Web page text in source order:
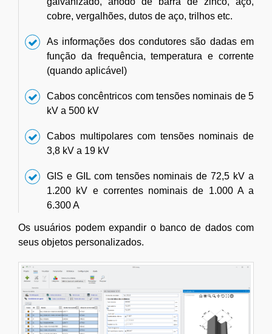
cobre, vergalhões, dutos de aço, trilhos etc.
As informações dos condutores são dadas em
função da frequência, temperatura e corrente
(quando aplicável)
Cabos concêntricos com tensões nominais de 5
kV a 500 kV
Cabos multipolares com tensões nominais de
3,8 kV a 19 kV
GIS e GIL com tensões nominais de 72,5 kV a
1.200 kV e correntes nominais de 1.000 A a
6.300 A
Os usuários podem expandir o banco de dados com
seus objetos personalizados.